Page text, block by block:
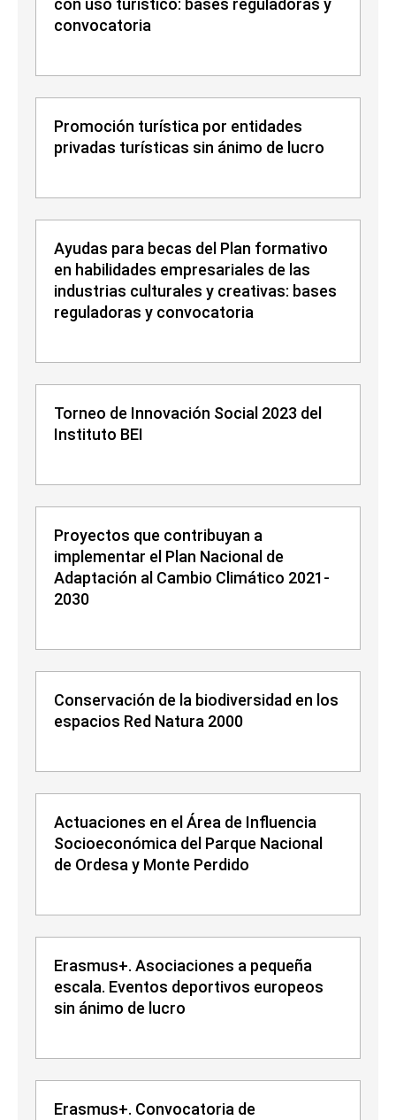
con uso turístico: bases reguladoras y
convocatoria
Promoción turística por entidades
privadas turísticas sin ánimo de lucro
Ayudas para becas del Plan formativo
en habilidades empresariales de las
industrias culturales y creativas: bases
reguladoras y convocatoria
Torneo de Innovación Social 2023 del
Instituto BEI
Proyectos que contribuyan a
implementar el Plan Nacional de
Adaptación al Cambio Climático 2021-
2030
Conservación de la biodiversidad en los
espacios Red Natura 2000
Actuaciones en el Área de Influencia
Socioeconómica del Parque Nacional
de Ordesa y Monte Perdido
Erasmus+. Asociaciones a pequeña
escala. Eventos deportivos europeos
sin ánimo de lucro
Erasmus+. Convocatoria de